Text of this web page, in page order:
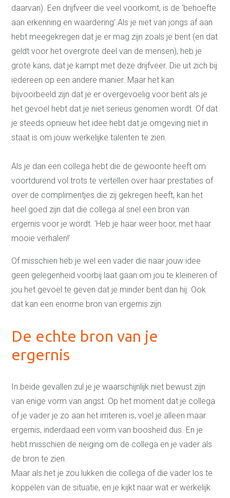
Persoonlijke coaching
Loopbaancoaching
Relatiecoaching
Relatietherapie in
Alkmaar
Teamcoaching
Leren communiceren
Scheiden of blijven?
Coaching scheiden
Samengesteld gezin
daarvan). Een drijfveer die veel voorkomt, is de ‘behoefte
aan erkenning en waardering’.Als je niet van jongs af aan
hebt meegekregen dat je er mag zijn zoals je bent (en dat
geldt voor het overgrote deel van de mensen), heb je
grote kans, dat je kampt met deze drijfveer. Die uit zich bij
iedereen op een andere manier. Maar het kan
bijvoorbeeld zijn dat je er overgevoelig voor bent als je
het gevoel hebt dat je niet serieus genomen wordt. Of dat
je steeds opnieuw het idee hebt dat je omgeving niet in
staat is om jouw werkelijke talenten te zien.
Als je dan een collega hebt die de gewoonte heeft om
voortdurend vol trots te vertellen over haar prestaties of
over de complimentjes die zij gekregen heeft, kan het
heel goed zijn dat die collega al snel een bron van
ergernis voor je wordt. ‘Heb je haar weer hoor, met haar
mooie verhalen!’
Of misschien heb je wel een vader die naar jouw idee
geen gelegenheid voorbij laat gaan om jou te kleineren of
jou het gevoel te geven dat je minder bent dan hij. Ook
dat kan een enorme bron van ergernis zijn.
De echte bron van je
ergernis
In beide gevallen zul je je waarschijnlijk niet bewust zijn
van enige vorm van angst. Op het moment dat je collega
of je vader je zo aan het irriteren is, voel je alleen maar
ergernis, inderdaad een vorm van boosheid dus. En je
hebt misschien de neiging om de collega en je vader als
de bron te zien.
Maar als het je zou lukken die collega of die vader los te
koppelen van de situatie, en je kijkt naar wat er werkelijk